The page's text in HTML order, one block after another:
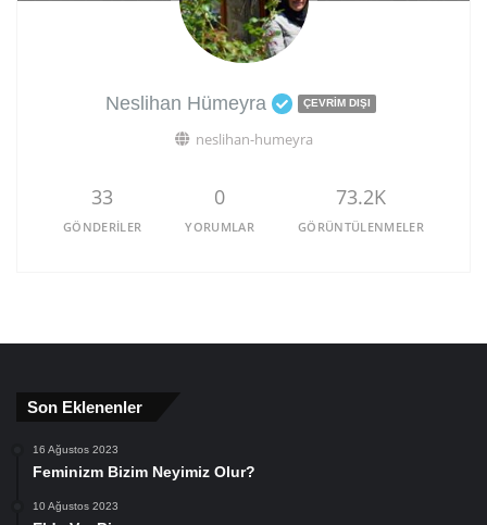
Neslihan Hümeyra ÇEVRIM DIŞI
neslihan-humeyra
33
GÖNDERILER
0
YORUMLAR
73.2K
GÖRÜNTÜLENMELER
Son Eklenenler
16 Ağustos 2023
Feminizm Bizim Neyimiz Olur?
10 Ağustos 2023